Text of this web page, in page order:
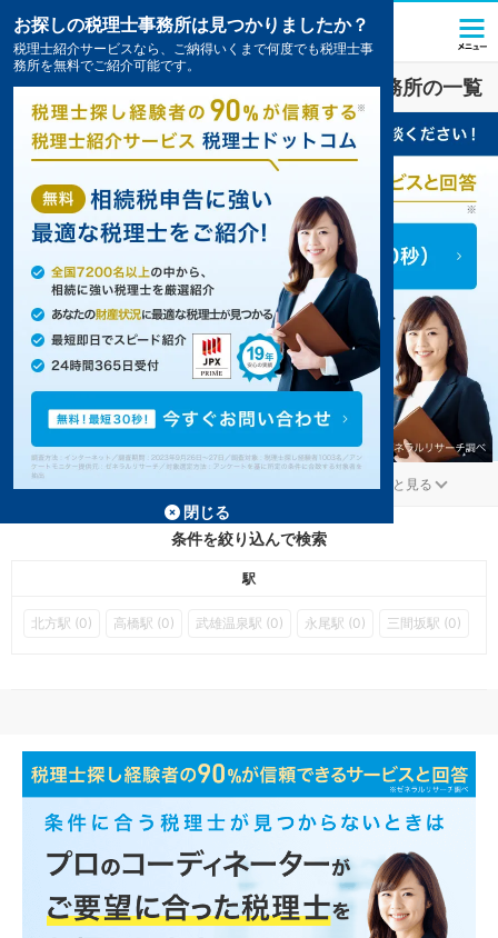
武雄で相続税対策を扱う税理士・会計事務所の一覧
もっと見る
条件を絞り込んで検索
駅
北方駅 (0) 高橋駅 (0) 武雄温泉駅 (0) 永尾駅 (0) 三間坂駅 (0)
お探しの税理士事務所は見つかりましたか？
税理士紹介サービスなら、ご納得いくまで何度でも税理士事
務所を無料でご紹介可能です。
閉じる